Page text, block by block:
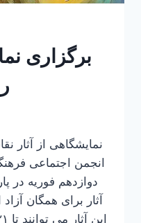
برگزاری
نمایشگاهی از آثار
انجمن اجتماعی
دوازدهم فوریه در
آثار برای همگان